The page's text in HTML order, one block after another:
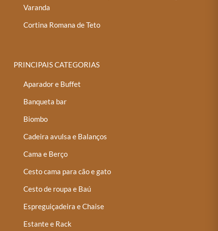
Varanda
Cortina Romana de Teto
PRINCIPAIS CATEGORIAS
Aparador e Buffet
Banqueta bar
Biombo
Cadeira avulsa e Balanços
Cama e Berço
Cesto cama para cão e gato
Cesto de roupa e Baú
Espreguiçadeira e Chaise
Estante e Rack